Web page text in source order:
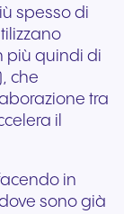
spesso di
più quindi di
che
tra
il
in
sono già